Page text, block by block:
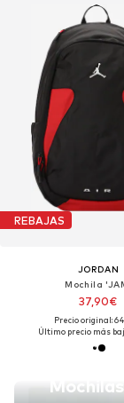
REBAJAS
JORDAN
Mochila
37,90€
Precio original:
Último precio más